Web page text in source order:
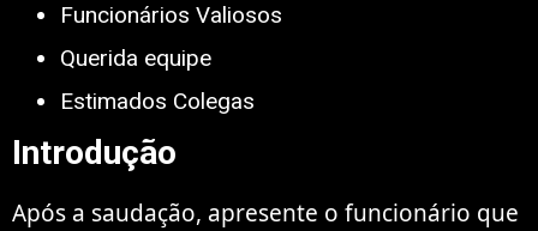
Funcionários Valiosos
Querida equipe
Estimados Colegas
Introdução
Após a saudação, apresente o funcionário que